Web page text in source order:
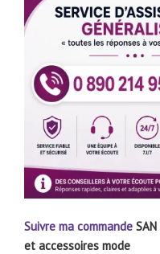
Suivre ma commande
et accessoires mode